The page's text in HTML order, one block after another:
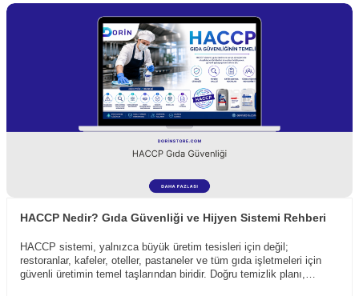
HACCP Nedir? Gıda Güvenliği ve Hijyen Sistemi Rehberi
HACCP sistemi, yalnızca büyük üretim tesisleri için değil;
restoranlar, kafeler, oteller, pastaneler ve tüm gıda işletmeleri için
güvenli üretimin temel taşlarından biridir. Doğru temizlik planı,